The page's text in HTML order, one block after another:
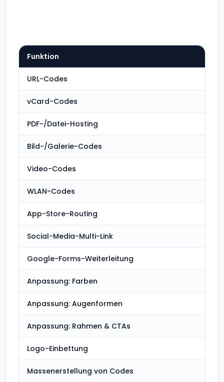
Funktion
URL-Codes
vCard-Codes
PDF-/Datei-Hosting
Bild-/Galerie-Codes
Video-Codes
WLAN-Codes
App-Store-Routing
Social-Media-Multi-Link
Google-Forms-Weiterleitung
Anpassung: Farben
Anpassung: Augenformen
Anpassung: Rahmen & CTAs
Logo-Einbettung
Massenerstellung von Codes